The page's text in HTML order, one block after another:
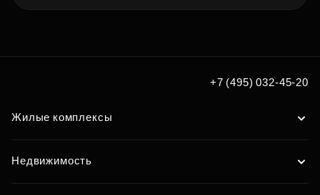
+7 (495) 032-45-20
Жилые комплексы
Недвижимость